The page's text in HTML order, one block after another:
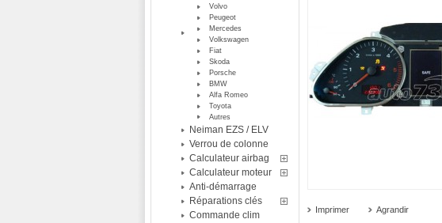
Volvo
Peugeot
Mercedes
Volkswagen
Fiat
Skoda
Porsche
BMW
Alfa Romeo
Toyota
Autres
Neiman EZS / ELV
Verrou de colonne
Calculateur airbag
Calculateur moteur
Anti-démarrage
Réparations clés
Commande clim
Imprimer Agrandir